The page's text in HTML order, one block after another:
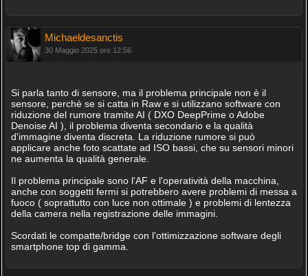
Michaeldesanctis
30 Maggio 2025 ore 12:56
Si parla tanto di sensore, ma il problema principale non è il
sensore, perchè se si catta in Raw e si utilizzano software con
riduzione del rumore tramite AI ( DXO DeepPrime o Adobe
Denoise AI ), il problema diventa secondario e la qualità
d'immagine diventa discreta. La riduzione rumore si può
applicare anche foto scattate ad ISO bassi, che su sensori minori
ne aumenta la qualità generale.
Il problema principale sono l'AF e l'operatività della macchina,
anche con soggetti fermi si potrebbero avere problemi di messa a
fuoco ( soprattutto con luce non ottimale ) e problemi di lentezza
della camera nella registrazione delle immagini.
Scordati le compatte/bridge con l'ottimizzazione software degli
smartphone top di gamma.